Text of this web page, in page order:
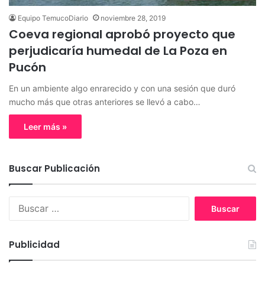
Equipo TemucoDiario noviembre 28, 2019
Coeva regional aprobó proyecto que
perjudicaría humedal de La Poza en
Pucón
En un ambiente algo enrarecido y con una sesión que duró
mucho más que otras anteriores se llevó a cabo…
Leer más »
Buscar Publicación
Publicidad